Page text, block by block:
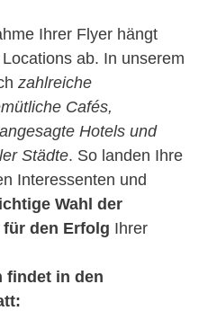
Ihrer Flyer hängt
ab. In unserem
zahlreiche
Cafés,
Hotels und
Städte. So landen Ihre
Interessenten und
Wahl der
den Erfolg Ihrer
findet in den